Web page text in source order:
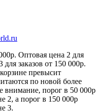
Оптовая цена 2 для
для заказов от 150 000р.
превысит
по новой более
внимание, порог в 50 000р
2, а порог в 150 000р
3.